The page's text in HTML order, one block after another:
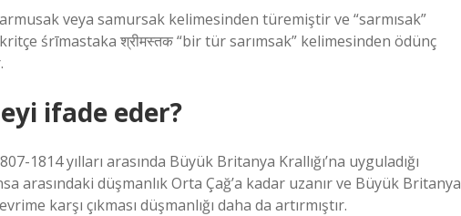
veya samursak kelimesinden türemiştir ve “sarmısak”
śrīmastaka श्रीमस्तक “bir tür sarımsak” kelimesinden ödünç
ifade eder?
1814 yılları arasında Büyük Britanya Krallığı’na uyguladığı
arasındaki düşmanlık Orta Çağ’a kadar uzanır ve Büyük Britanya
karşı çıkması düşmanlığı daha da artırmıştır.